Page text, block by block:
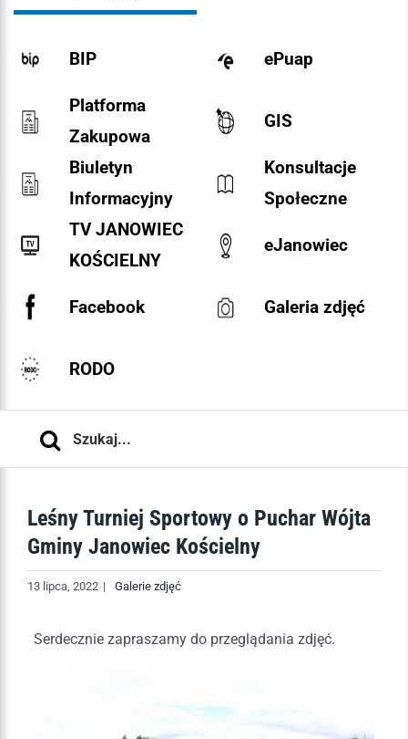
BIP ePuap
Platforma
Zakupowa
GIS
Biuletyn
Informacyjny
Konsultacje
Społeczne
TV JANOWIEC
KOŚCIELNY
eJanowiec
Facebook Galeria zdjęć
RODO
Leśny Turniej Sportowy o Puchar Wójta
Gminy Janowiec Kościelny
13 lipca, 2022 | Galerie zdjęć
Serdecznie zapraszamy do przeglądania zdjęć.